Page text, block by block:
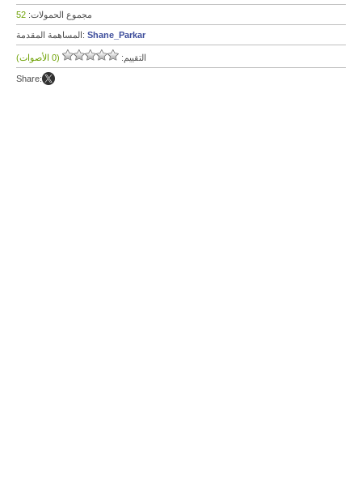
مجموع الحمولات: 52
المساهمة المقدمة: Shane_Parkar
التقييم: (0 الأصوات)
Share: